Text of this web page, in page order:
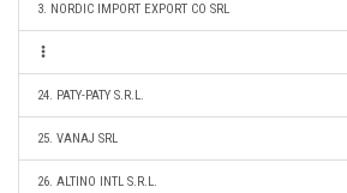
3. NORDIC IMPORT EXPORT CO SRL
24. PATY-PATY S.R.L.
25. VANAJ SRL
26. ALTINO INTL S.R.L.